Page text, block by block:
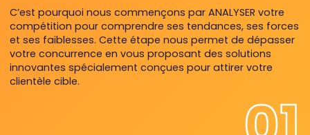
visuelle forte et cohérente sur tous vos points de contact
afin de vous rendre mémorable auprès de votre cible.
Faites-vous connaître et reconnaître grâce à notre
travail reconnu.
C’est pourquoi nous commençons par ANALYSER votre
compétition pour comprendre ses tendances, ses forces
et ses faiblesses. Cette étape nous permet de dépasser
votre concurrence en vous proposant des solutions
innovantes spécialement conçues pour attirer votre
clientèle cible.